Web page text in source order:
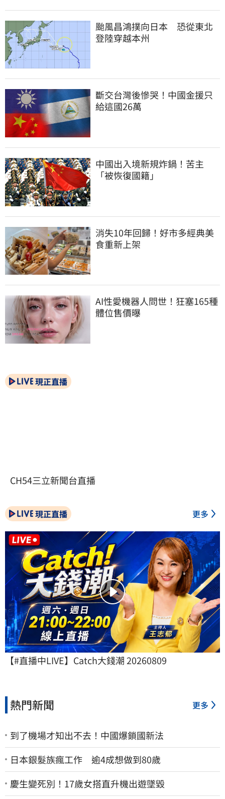
颱風昌鴻撲向日本　恐從東北
登陸穿越本州
斷交台灣後慘哭！中國金援只
給這國26萬
中國出入境新規炸鍋！苦主
「被恢復國籍」
消失10年回歸！好市多經典美
食重新上架
AI性愛機器人問世！狂塞165種
體位售價曝
現正直播
CH54三立新聞台直播
現正直播 更多
【#直播中LIVE】Catch大錢潮 20260809
熱門新聞 更多
到了機場才知出不去！中國爆鎖國新法
日本銀髮族瘋工作 逾4成想做到80歲
慶生變死別！17歲女搭直升機出遊墜毀